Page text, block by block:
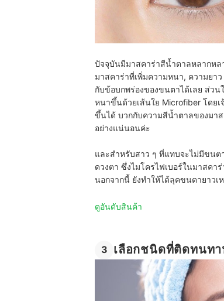
ปัจจุบันมีมาสคาร่าสีน้ำตาลหลากหล
มาสคาร่าที่เพิ่มความหนา, ความยา
กับข้อบกพร่องของขนตาได้เลย ส่ว
หนาขึ้นด้วยเส้นใย Microfiber โดย
ขึ้นได้ บวกกับความสีน้ำตาลของมา
อย่างแน่นอนค่ะ
และสำหรับสาว ๆ ที่แทบจะไม่มีขนต
ดวงตา ซึ่งไมโครไฟเบอร์ในมาสค
นอกจากนี้ ยังทำให้ได้ลุคขนตายาวเ
ดูอันดับสินค้า
3 เลือกชนิดที่ติดทนทา